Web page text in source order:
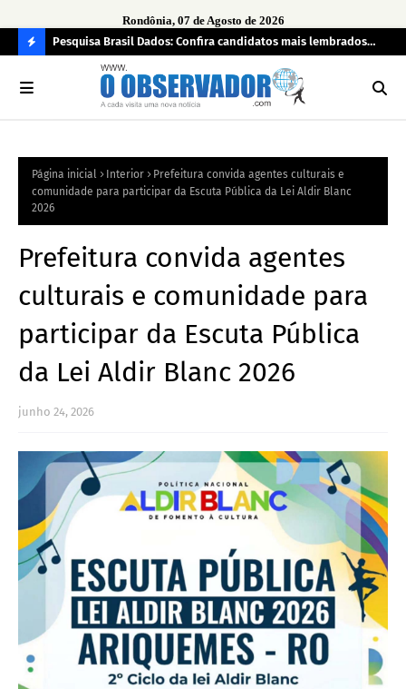
Rondônia, 07 de Agosto de 2026
O
R
A
Pesquisa Brasil Dados: Confira candidatos mais lembrados
pelo eleitorado de Rondônia para deputado estadual
Página inicial Interior
Prefeitura convida agentes culturais e
comunidade para participar da Escuta Pública da Lei Aldir Blanc
2026
Prefeitura convida agentes
culturais e comunidade para
participar da Escuta Pública
da Lei Aldir Blanc 2026
junho 24, 2026